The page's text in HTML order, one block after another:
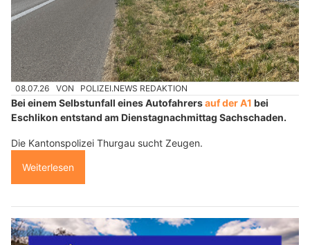
08.07.26 VON POLIZEI.NEWS REDAKTION
Bei einem Selbstunfall eines Autofahrersauf der A1 bei
Eschlikon entstand am Dienstagnachmittag Sachschaden.
Die Kantonspolizei Thurgau sucht Zeugen.
Weiterlesen